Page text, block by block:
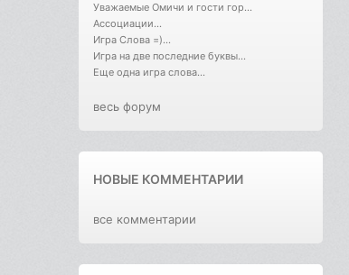
Уважаемые Омичи и гости гор...
Ассоциации...
Игра Слова =)...
Игра на две последние буквы...
Еще одна игра слова...
весь форум
НОВЫЕ КОММЕНТАРИИ
все комментарии